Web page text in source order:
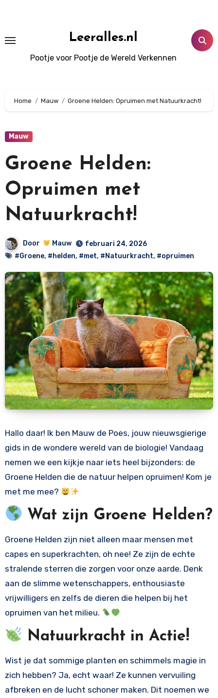
Leeralles.nl
Pootje voor Pootje de Wereld Verkennen
Home Mauw Groene Helden: Opruimen met Natuurkracht!
Mauw
Groene Helden:
Opruimen met
Natuurkracht!
Door Mauw
februari 24, 2026
#Groene, #helden, #met, #Natuurkracht, #opruimen
Hallo daar! Ik ben Mauw de Poes, jouw nieuwsgierige
gids in de wondere wereld van de biologie! Vandaag
nemen we een kijkje naar iets heel bijzonders: de
Groene Helden die de natuur helpen opruimen! Kom je
met me mee?
Wat zijn Groene Helden?
Groene Helden zijn niet alleen maar mensen met
capes en superkrachten, oh nee! Ze zijn de echte
stralende sterren die zorgen voor onze aarde. Denk
aan de slimme wetenschappers, enthousiaste
vrijwilligers en zelfs de dieren die helpen bij het
opruimen van het milieu.
Natuurkracht in Actie!
Wist je dat sommige planten en schimmels magie in
zich hebben? Ja, echt waar! Ze kunnen vervuiling
afbreken en de lucht schoner maken. Dit noemen we